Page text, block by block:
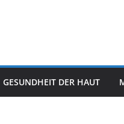
GESUNDHEIT DER HAUT